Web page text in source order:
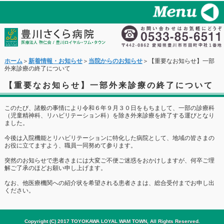
ホーム＞ 新着情報・お知らせ＞ 当院からのお知らせ＞【重要なお知らせ】一部
外来診療の終了について
【重要なお知らせ】一部外来診療の終了について
このたび、諸般の事情により令和６年９月３０日をもちまして、一部の診療科
（児童精神科、リハビリテーション科）を除き外来診療を終了する運びとなり
ました。
今後は入院機能とリハビリテーションに特化した病院として、地域の皆さまの
お役に立てますよう、職員一同努めて参ります。
突然のお知らせで患者さまには大変ご不便ご迷惑をおかけしますが、何卒ご理
解ご了承のほどお願い申し上げます。
なお、他医療機関への紹介状を希望される患者さまは、総合受付までお申し出
ください。
Copyright (C) 2017 TOYOKAWA LOYAL WAM TOWN, All Rights Reserved.